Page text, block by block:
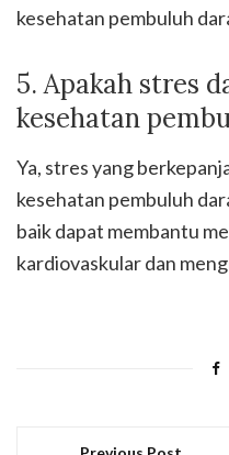
kesehatan pembuluh
5. Apakah stres
kesehatan
Ya, stres yang
kesehatan pembuluh
baik dapat membantu
kardiovaskular dan